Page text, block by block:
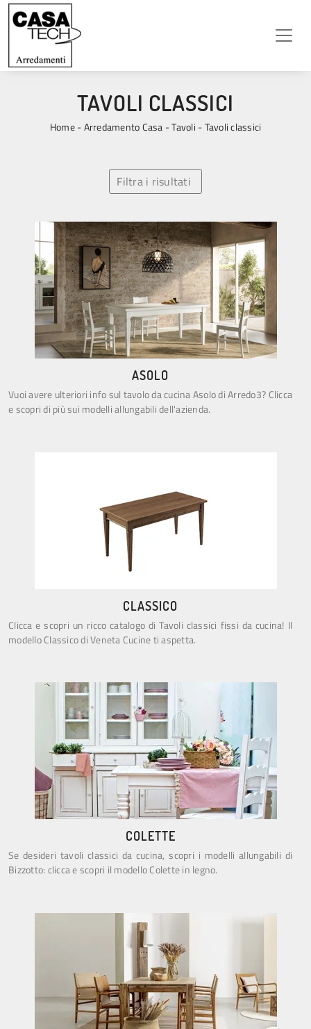
TAVOLI CLASSICI
Home-Arredamento Casa -Tavoli -Tavoli classici
Filtra i risultati
ASOLO
Vuoi avere ulteriori info sul tavolo da cucina Asolo di Arredo3? Clicca
e scopri di più sui modelli allungabili dell'azienda.
CLASSICO
Clicca e scopri un ricco catalogo di Tavoli classici fissi da cucina! Il
modello Classico di Veneta Cucine ti aspetta.
COLETTE
Se desideri tavoli classici da cucina, scopri i modelli allungabili di
Bizzotto: clicca e scopri il modello Colette in legno.